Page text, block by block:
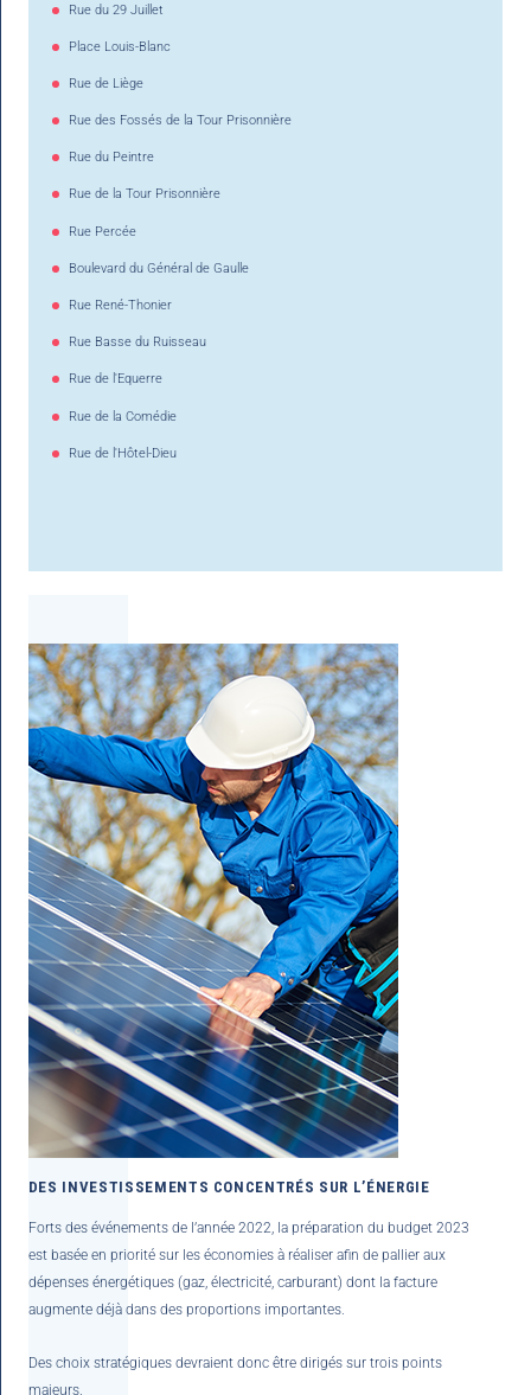
Rue du 29 Juillet
Place Louis-Blanc
Rue de Liège
Rue des Fossés de la Tour Prisonnière
Rue du Peintre
Rue de la Tour Prisonnière
Rue Percée
Boulevard du Général de Gaulle
Rue René-Thonier
Rue Basse du Ruisseau
Rue de l'Equerre
Rue de la Comédie
Rue de l'Hôtel-Dieu
DES INVESTISSEMENTS CONCENTRÉS SUR L’ÉNERGIE
Forts des événements de l’année 2022, la préparation du budget 2023
est basée en priorité sur les économies à réaliser afin de pallier aux
dépenses énergétiques (gaz, électricité, carburant) dont la facture
augmente déjà dans des proportions importantes.
Des choix stratégiques devraient donc être dirigés sur trois points
majeurs.